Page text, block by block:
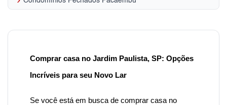
Comprar casa no Jardim Paulista, SP: Opções
Incríveis para seu Novo Lar
Se você está em busca de comprar casa no